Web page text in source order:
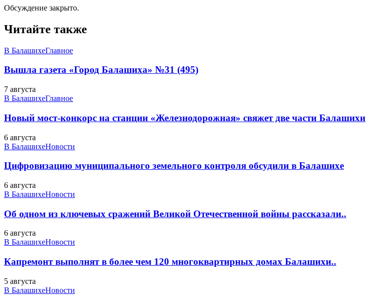
Обсуждение закрыто.
Читайте также
В БалашихеГлавное
Вышла газета «Город Балашиха» №31 (495)
7 августа
В БалашихеГлавное
Новый мост-конкорс на станции «Железнодорожная» свяжет две части Балашихи
6 августа
В БалашихеНовости
Цифровизацию муниципального земельного контроля обсудили в Балашихе
6 августа
В БалашихеНовости
Об одном из ключевых сражений Великой Отечественной войны рассказали..
6 августа
В БалашихеНовости
Капремонт выполнят в более чем 120 многоквартирных домах Балашихи..
5 августа
В БалашихеНовости